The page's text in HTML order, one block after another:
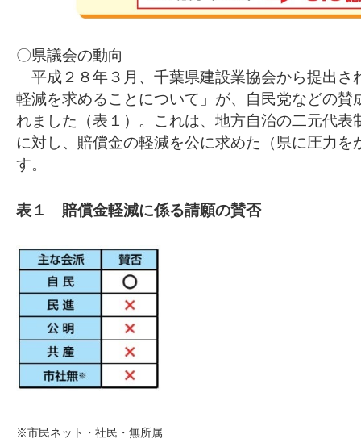
〇県議会の動向
平成２８年３月、千葉県建設業協会から提出さ
軽減を求めることについて」が、自民党などの賛
れました（表１）。これは、地方自治の二元代表
に対し、賠償金の軽減を公に求めた（県に圧力を
す。
表１ 賠償金軽減に係る請願の賛否
※市民ネット・社民・無所属